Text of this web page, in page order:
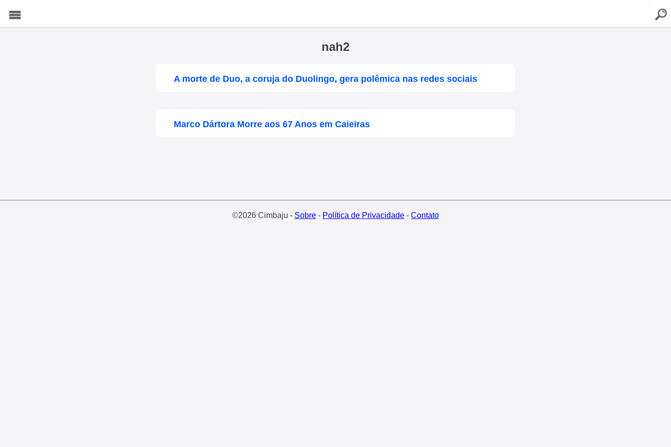
nah2
A morte de Duo, a coruja do Duolingo, gera polêmica nas redes sociais
Marco Dártora Morre aos 67 Anos em Caieiras
©2026 Cimbaju - Sobre- Política de Privacidade- Contato